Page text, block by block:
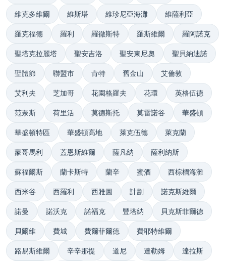
維克多維爾 維斯塔 維珍尼亞海灘 維薩利亞
羅克福德 羅利 羅徹斯特 羅斯維爾 羅阿諾克
聖塔克拉麗塔 聖安吉洛 聖安東尼奧 聖貝納迪諾
聖體節 聯盟市 肯特 舊金山 艾倫敦
艾利夫 芝加哥 花園格羅夫 花環 英格伍德
范奈斯 荷里活 莫德斯托 莫雷諾谷 華盛頓
華盛頓特區 華盛頓高地 萊克伍德 萊克蘭
蒙哥馬利 蓋恩斯維爾 薩凡納 薩利納斯
蘇福爾斯 蘭卡斯特 蘭辛 蜜酒 西棕櫚海灘
西米谷 西羅利 西雅圖 計劃 諾克斯維爾
諾曼 諾沃克 諾福克 豐塔納 貝克斯菲爾德
貝爾維 費城 費爾菲爾德 費耶特維爾
路易斯維爾 辛辛那提 道尼 達勒姆 達拉斯